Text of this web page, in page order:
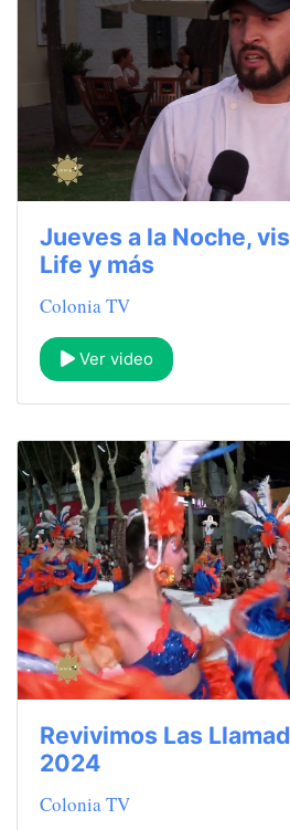
Jueves a la Noche,
Life y más
Colonia TV
Ver video
Revivimos Las
2024
Colonia TV